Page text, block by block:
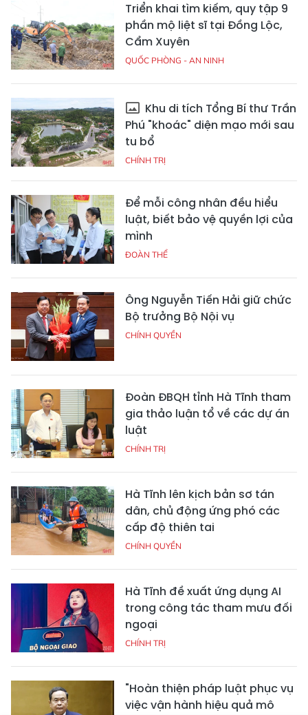
Triển khai tìm kiếm, quy tập 9
phần mộ liệt sĩ tại Đồng Lộc,
Cẩm Xuyên
QUỐC PHÒNG - AN NINH
Khu di tích Tổng Bí thư Trần
Phú "khoác" diện mạo mới sau
tu bổ
CHÍNH TRỊ
Để mỗi công nhân đều hiểu
luật, biết bảo vệ quyền lợi của
mình
ĐOÀN THỂ
Ông Nguyễn Tiến Hải giữ chức
Bộ trưởng Bộ Nội vụ
CHÍNH QUYỀN
Đoàn ĐBQH tỉnh Hà Tĩnh tham
gia thảo luận tổ về các dự án
luật
CHÍNH TRỊ
Hà Tĩnh lên kịch bản sơ tán
dân, chủ động ứng phó các
cấp độ thiên tai
CHÍNH QUYỀN
Hà Tĩnh đề xuất ứng dụng AI
trong công tác tham mưu đối
ngoại
CHÍNH TRỊ
"Hoàn thiện pháp luật phục vụ
việc vận hành hiệu quả mô